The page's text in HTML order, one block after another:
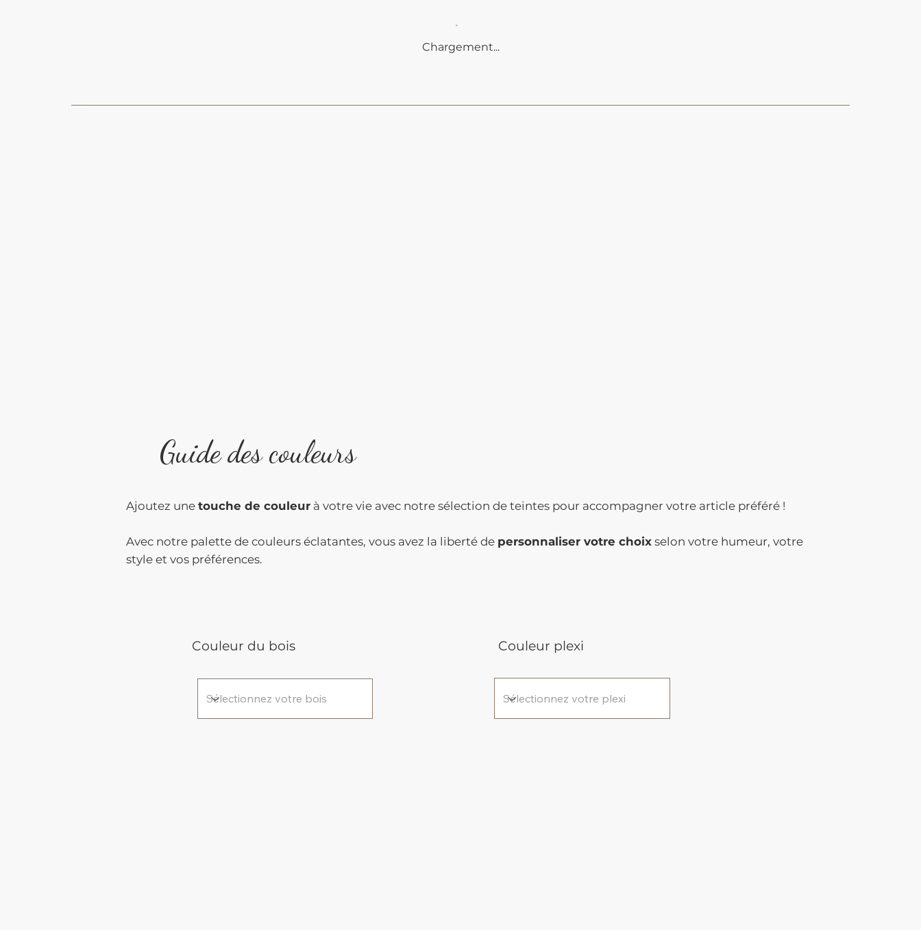
Chargement...
Guide des couleurs
Ajoutez unetouche de couleur à votre vie avec notre sélection de teintes pour accompagner votre article préféré !
Avec notre palette de couleurs éclatantes, vous avez la liberté de personnaliser votre choix selon votre humeur, votre
style et vos préférences.
Couleur du bois Couleur plexi